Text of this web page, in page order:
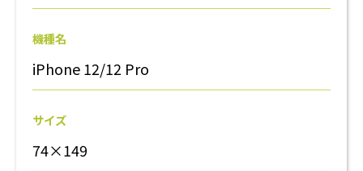
機種名
iPhone 12/12 Pro
サイズ
74×149